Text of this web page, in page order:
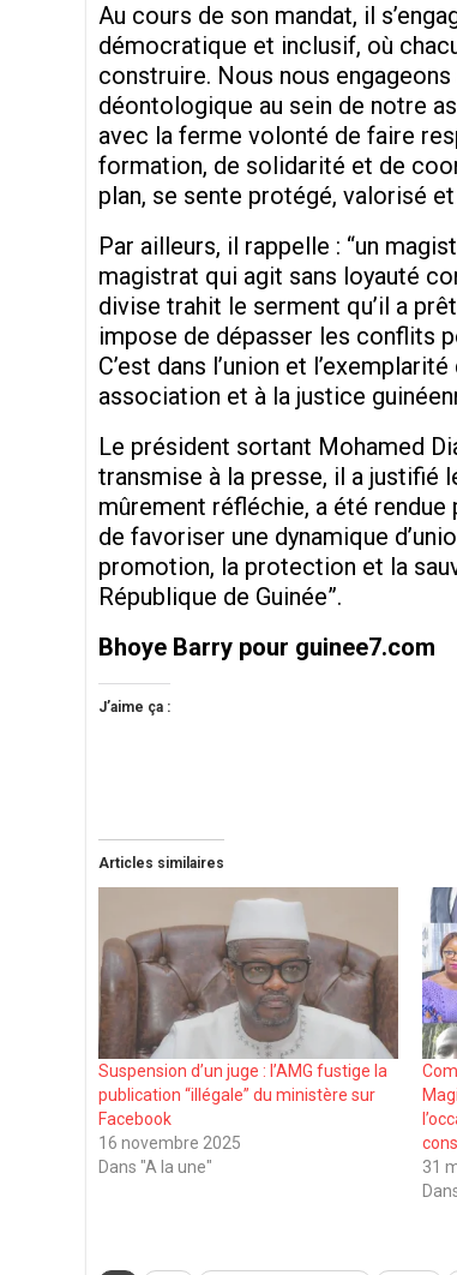
Au cours de son mandat, il
démocratique et inclusif, où
construire. Nous nous
déontologique au sein de notre
avec la ferme volonté de faire
formation, de solidarité et de
plan, se sente protégé, valorisé et
Par ailleurs, il rappelle : “un
magistrat qui agit sans loyauté
divise trahit le serment qu’il a
impose de dépasser les conflits
C’est dans l’union et
association et à la justice
Le président sortant Mohamed
transmise à la presse, il a justifié
mûrement réfléchie, a été
de favoriser une dynamique
promotion, la protection et la
République de Guinée”.
Bhoye Barry pour guinee7.com
J’aime ça :
Articles similaires
Suspension d’un juge : l’AMG fustige la
publication “illégale” du ministère sur
Facebook
16 novembre 2025
Dans "A la une"
31